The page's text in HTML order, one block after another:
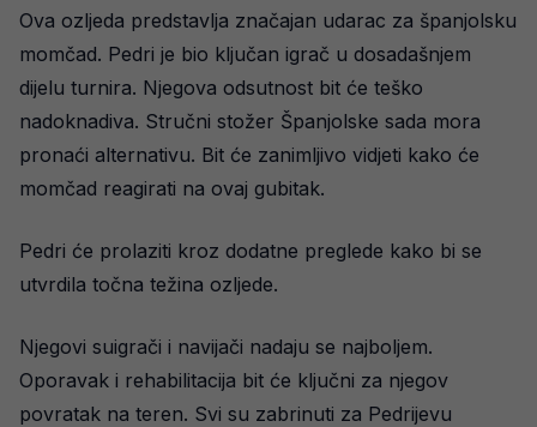
Ova ozljeda predstavlja značajan udarac za španjolsku
momčad. Pedri je bio ključan igrač u dosadašnjem
dijelu turnira. Njegova odsutnost bit će teško
nadoknadiva. Stručni stožer Španjolske sada mora
pronaći alternativu. Bit će zanimljivo vidjeti kako će
momčad reagirati na ovaj gubitak.
Pedri će prolaziti kroz dodatne preglede kako bi se
utvrdila točna težina ozljede.
Njegovi suigrači i navijači nadaju se najboljem.
Oporavak i rehabilitacija bit će ključni za njegov
povratak na teren. Svi su zabrinuti za Pedrijevu